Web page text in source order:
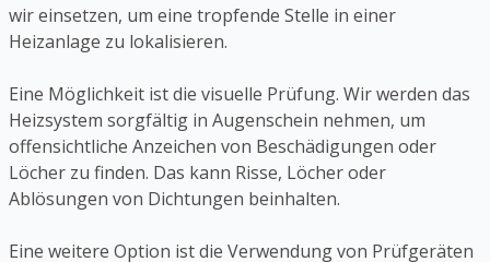
wir einsetzen, um eine tropfende Stelle in einer
Heizanlage zu lokalisieren.
Eine Möglichkeit ist die visuelle Prüfung. Wir werden das
Heizsystem sorgfältig in Augenschein nehmen, um
offensichtliche Anzeichen von Beschädigungen oder
Löcher zu finden. Das kann Risse, Löcher oder
Ablösungen von Dichtungen beinhalten.
Eine weitere Option ist die Verwendung von Prüfgeräten